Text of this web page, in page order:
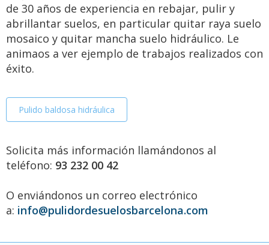
de 30 años de experiencia en rebajar, pulir y
abrillantar suelos, en particular quitar raya suelo
mosaico y quitar mancha suelo hidráulico. Le
animaos a ver ejemplo de trabajos realizados con
éxito.
Pulido baldosa hidráulica
Solicita más información llamándonos al
teléfono: 93 232 00 42
O enviándonos un correo electrónico
a: info@pulidordesuelosbarcelona.com